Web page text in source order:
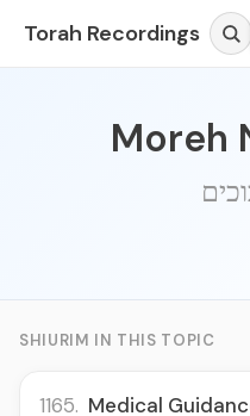
Torah Recordings
Moreh
SHIURIM IN THIS TOPIC
1165. Medical